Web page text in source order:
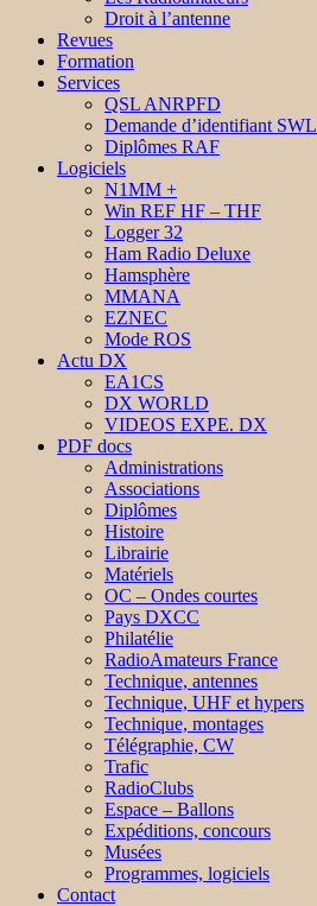
Droit à l’antenne
Revues
Formation
Services
QSL ANRPFD
Demande d’identifiant SWL
Diplômes RAF
Logiciels
N1MM +
Win REF HF – THF
Logger 32
Ham Radio Deluxe
Hamsphère
MMANA
EZNEC
Mode ROS
Actu DX
EA1CS
DX WORLD
VIDEOS EXPE. DX
PDF docs
Administrations
Associations
Diplômes
Histoire
Librairie
Matériels
OC – Ondes courtes
Pays DXCC
Philatélie
RadioAmateurs France
Technique, antennes
Technique, UHF et hypers
Technique, montages
Télégraphie, CW
Trafic
RadioClubs
Espace – Ballons
Expéditions, concours
Musées
Programmes, logiciels
Contact